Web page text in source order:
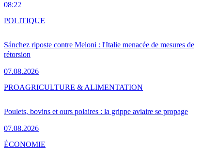
08:22
Sánchez riposte contre Meloni : l'Italie menacée de mesures de
rétorsion
07.08.2026
POLITIQUE
Poulets, bovins et ours polaires : la grippe aviaire se propage
07.08.2026
PROAGRICULTURE & ALIMENTATION
ÉCONOMIE